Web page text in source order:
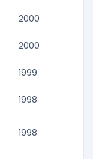
2000
2000
1999
1998
1998